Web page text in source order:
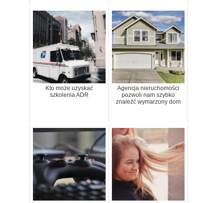
Kto może uzyskać
szkolenia ADR
Agencja nieruchomości
pozwoli nam szybko
znaleźć wymarzony dom